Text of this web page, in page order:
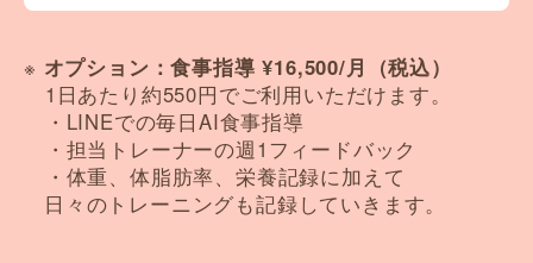
※ オプション：食事指導 ¥16,500/月（税込）
1日あたり約550円でご利用いただけます。
・LINEでの毎日AI食事指導
・担当トレーナーの週1フィードバック
・体重、体脂肪率、栄養記録に加えて
日々のトレーニングも記録していきます。